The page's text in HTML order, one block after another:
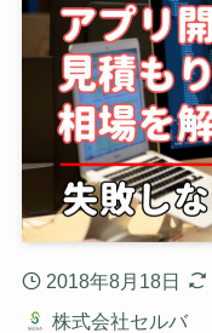
2018年8月18日
株式会社セルバ